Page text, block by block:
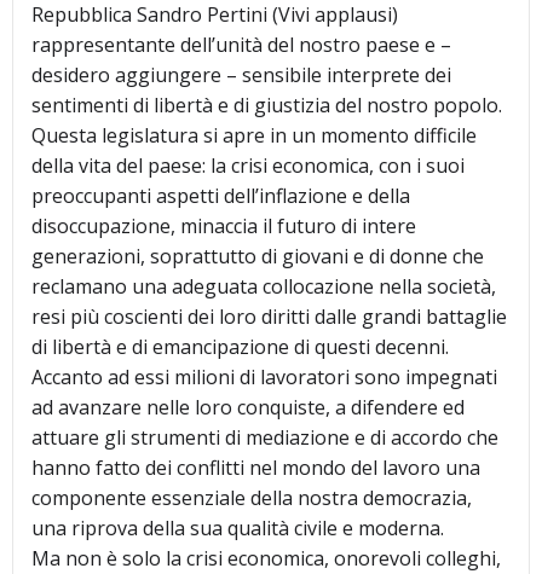
Repubblica Sandro Pertini (Vivi applausi)
rappresentante dell’unità del nostro paese e –
desidero aggiungere – sensibile interprete dei
sentimenti di libertà e di giustizia del nostro popolo.
Questa legislatura si apre in un momento difficile
della vita del paese: la crisi economica, con i suoi
preoccupanti aspetti dell’inflazione e della
disoccupazione, minaccia il futuro di intere
generazioni, soprattutto di giovani e di donne che
reclamano una adeguata collocazione nella società,
resi più coscienti dei loro diritti dalle grandi battaglie
di libertà e di emancipazione di questi decenni.
Accanto ad essi milioni di lavoratori sono impegnati
ad avanzare nelle loro conquiste, a difendere ed
attuare gli strumenti di mediazione e di accordo che
hanno fatto dei conflitti nel mondo del lavoro una
componente essenziale della nostra democrazia,
una riprova della sua qualità civile e moderna.
Ma non è solo la crisi economica, onorevoli colleghi,